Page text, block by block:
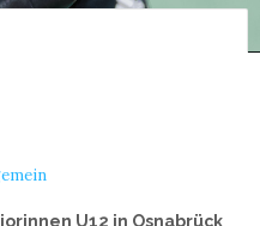
U12 in Osnabrück